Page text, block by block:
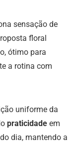
sensação de
floral
ótimo para
a rotina com
uniforme da
praticidade em
dia, mantendo a